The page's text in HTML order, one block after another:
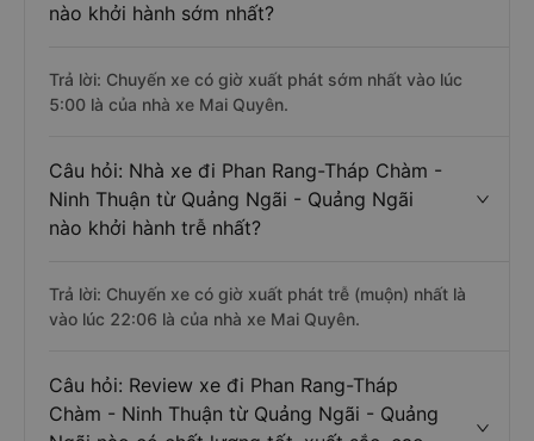
nào khởi hành sớm nhất?
Trả lời: Chuyến xe có giờ xuất phát sớm nhất vào lúc
5:00 là của nhà xe Mai Quyên.
Câu hỏi: Nhà xe đi Phan Rang-Tháp Chàm -
Ninh Thuận từ Quảng Ngãi - Quảng Ngãi
nào khởi hành trễ nhất?
Trả lời: Chuyến xe có giờ xuất phát trễ (muộn) nhất là
vào lúc 22:06 là của nhà xe Mai Quyên.
Câu hỏi: Review xe đi Phan Rang-Tháp
Chàm - Ninh Thuận từ Quảng Ngãi - Quảng